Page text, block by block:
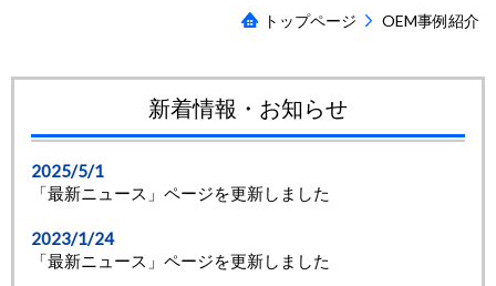
トップページ OEM事例紹介
新着情報・お知らせ
2025/5/1
「最新ニュース」ページを更新しました
2023/1/24
「最新ニュース」ページを更新しました